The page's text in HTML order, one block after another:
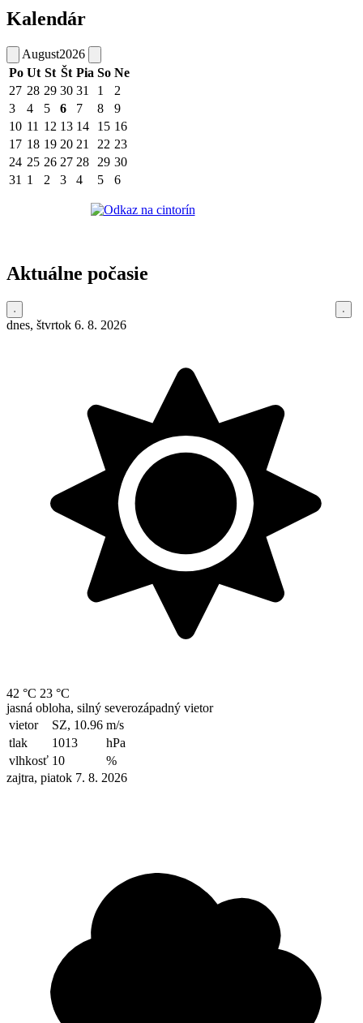
Kalendár
August2026
Po Ut St Št Pia So Ne
27 28 29 30 31 1
2
3
4 5 6 7 8
9
10 11 12 13 14 15 16
17 18 19 20 21 22 23
24 25 26 27 28 29 30
31 1 2 3 4 5 6
Aktuálne počasie
dnes, štvrtok 6. 8. 2026
42 °C 23 °C
jasná obloha, silný severozápadný vietor
vietor
SZ, 10.96 m/s
tlak
1013
hPa
vlhkosť 10
%
zajtra, piatok 7. 8. 2026